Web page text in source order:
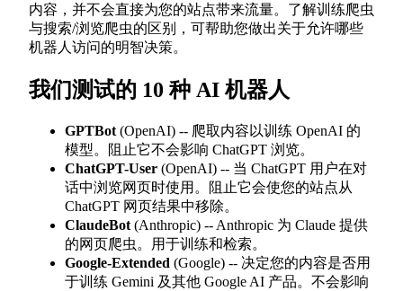
内容，并不会直接为您的站点带来流量。了解训练爬虫
与搜索/浏览爬虫的区别，可帮助您做出关于允许哪些
机器人访问的明智决策。
我们测试的 10 种 AI 机器人
GPTBot (OpenAI) -- 爬取内容以训练 OpenAI 的
模型。阻止它不会影响 ChatGPT 浏览。
ChatGPT-User (OpenAI) -- 当 ChatGPT 用户在对
话中浏览网页时使用。阻止它会使您的站点从
ChatGPT 网页结果中移除。
ClaudeBot (Anthropic) -- Anthropic 为 Claude 提供
的网页爬虫。用于训练和检索。
Google-Extended (Google) -- 决定您的内容是否用
于训练 Gemini 及其他 Google AI 产品。不会影响